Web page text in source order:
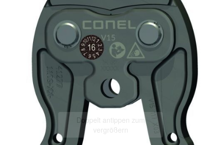
Doppelt antippen zum
vergrößern